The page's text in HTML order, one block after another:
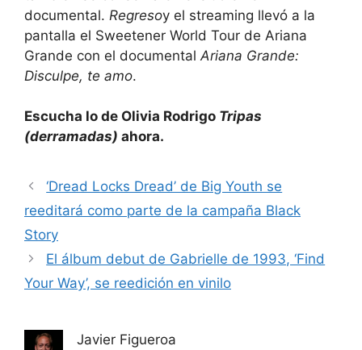
documental. Regresoy el streaming llevó a la
pantalla el Sweetener World Tour de Ariana
Grande con el documental Ariana Grande:
Disculpe, te amo.
Escucha lo de Olivia Rodrigo Tripas
(derramadas) ahora.
‘Dread Locks Dread’ de Big Youth se
reeditará como parte de la campaña Black
Story
El álbum debut de Gabrielle de 1993, ‘Find
Your Way’, se reedición en vinilo
Javier Figueroa